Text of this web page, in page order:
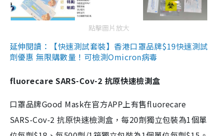
點擊圖片放大
延伸閱讀：【快速測試套裝】香港口罩品牌$19快速測試
劑優惠 無限購數量！可檢測Omicron病毒
fluorecare SARS-Cov-2 抗原快速檢測盒
口罩品牌Good Mask在官方APP上有售fluorecare
SARS-Cov-2 抗原快速檢測盒，每20劑獨立包裝為1個單